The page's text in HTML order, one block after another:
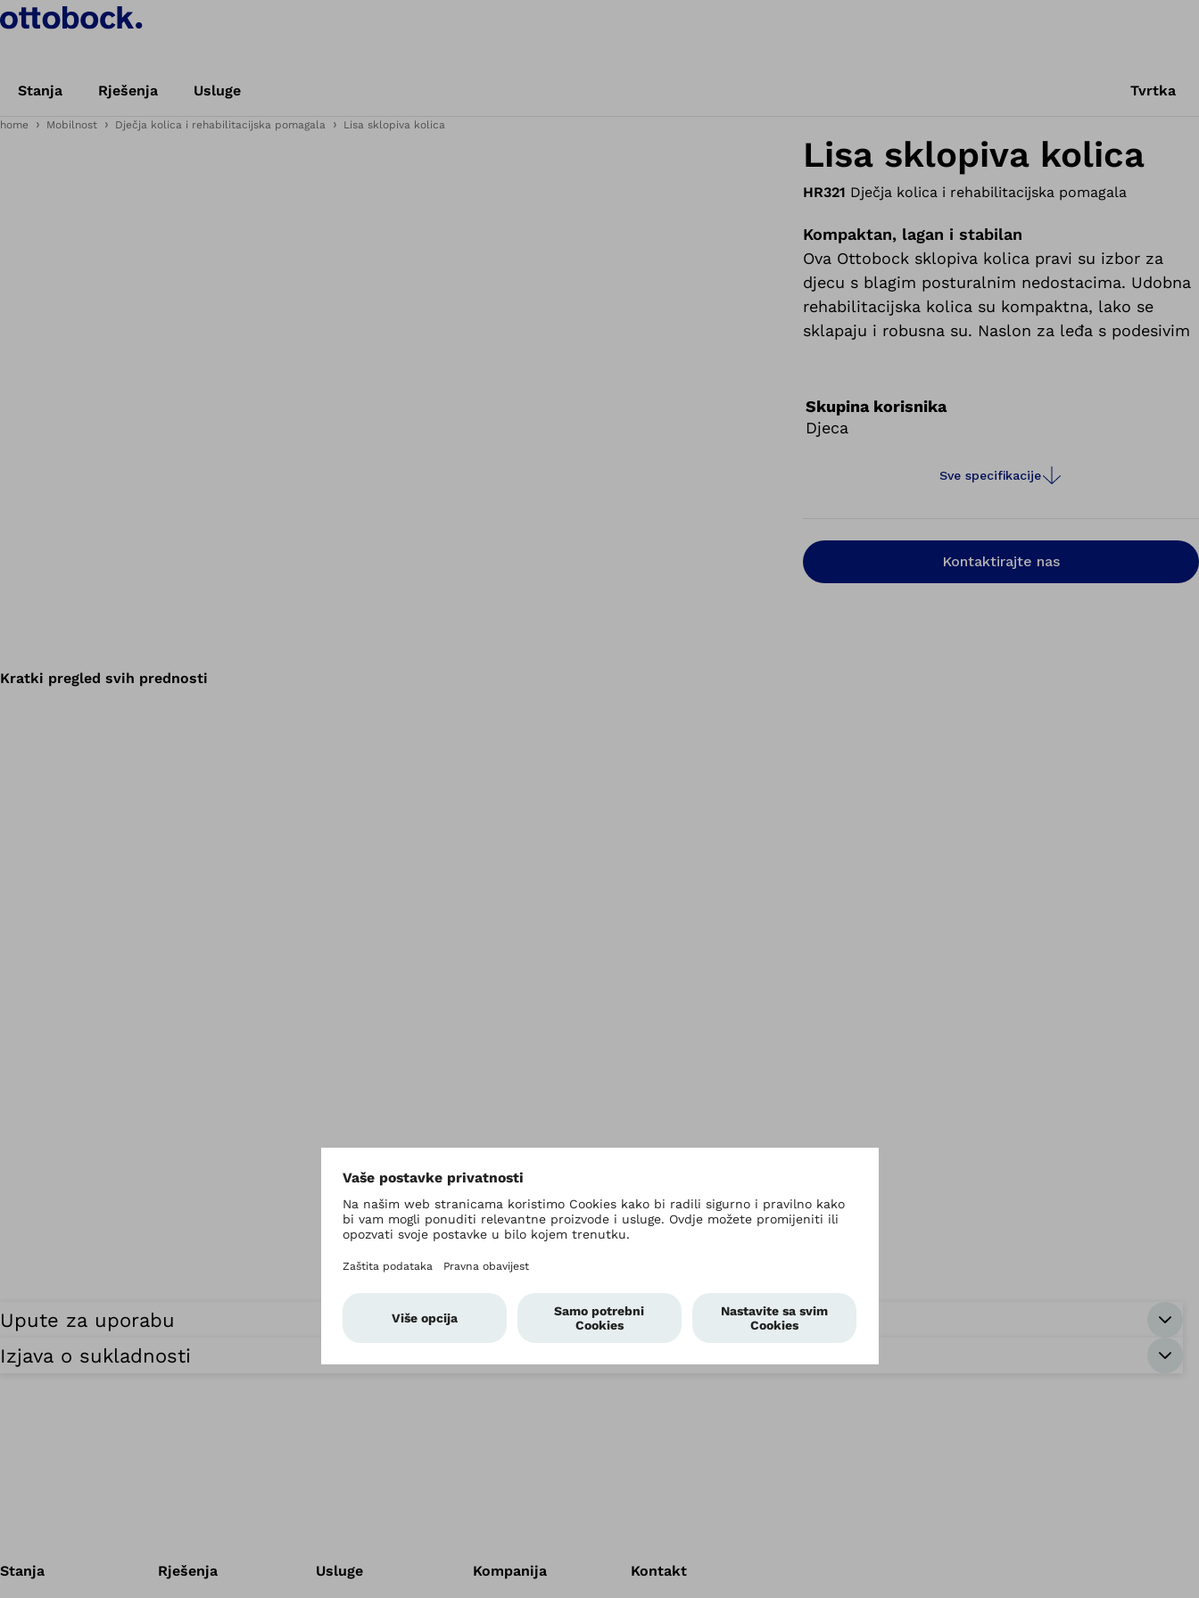
Stanja Rješenja Usluge Tvrtka
home Mobilnost Dječja kolica i rehabilitacijska pomagala Lisa sklopiva kolica
Lisa sklopiva kolica
HR321 Dječja kolica i rehabilitacijska pomagala
Kompaktan, lagan i stabilan
Ova Ottobock sklopiva kolica pravi su izbor za
djecu s blagim posturalnim nedostacima. Udobna
rehabilitacijska kolica su kompaktna, lako se
sklapaju i robusna su. Naslon za leđa s podesivim
s podesivom visinom. Pričvrsne točke za pojas
omogućuju prijevoz u automobilu opremljenom za
Skupina korisnika
Djeca
Sve specifikacije
Kontaktirajte nas
Kratki pregled svih prednosti
Upute za uporabu
Izjava o sukladnosti
Stanja Rješenja Usluge Kompanija Kontakt